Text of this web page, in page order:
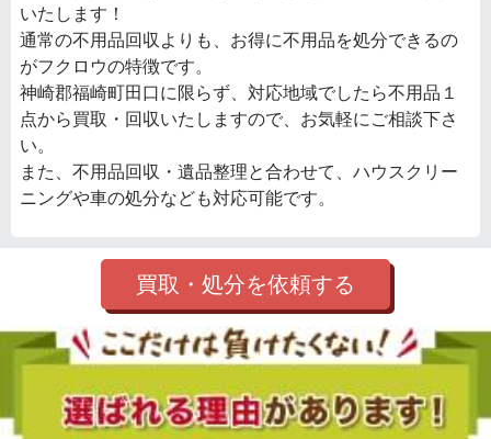
いたします！
通常の不用品回収よりも、お得に不用品を処分できるの
がフクロウの特徴です。
神崎郡福崎町田口に限らず、対応地域でしたら不用品１
点から買取・回収いたしますので、お気軽にご相談下さ
い。
また、不用品回収・遺品整理と合わせて、ハウスクリー
ニングや車の処分なども対応可能です。
買取・処分を依頼する